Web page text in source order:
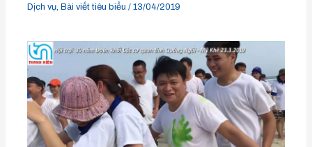
Dịch vụ ,Bài viết tiêu biểu /13/04/2019